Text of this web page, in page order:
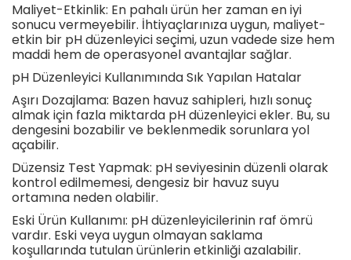
Maliyet-Etkinlik: En pahalı ürün her zaman en iyi
sonucu vermeyebilir. İhtiyaçlarınıza uygun, maliyet-
etkin bir pH düzenleyici seçimi, uzun vadede size hem
maddi hem de operasyonel avantajlar sağlar.
pH Düzenleyici Kullanımında Sık Yapılan Hatalar
Aşırı Dozajlama: Bazen havuz sahipleri, hızlı sonuç
almak için fazla miktarda pH düzenleyici ekler. Bu, su
dengesini bozabilir ve beklenmedik sorunlara yol
açabilir.
Düzensiz Test Yapmak: pH seviyesinin düzenli olarak
kontrol edilmemesi, dengesiz bir havuz suyu
ortamına neden olabilir.
Eski Ürün Kullanımı: pH düzenleyicilerinin raf ömrü
vardır. Eski veya uygun olmayan saklama
koşullarında tutulan ürünlerin etkinliği azalabilir.